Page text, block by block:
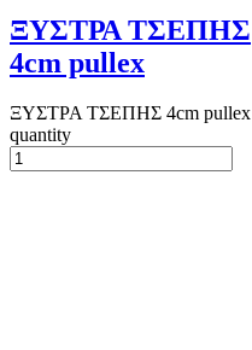
ΞΥΣΤΡΑ ΤΣΕΠΗΣ
4cm pullex
ΞΥΣΤΡΑ ΤΣΕΠΗΣ 4cm pullex
quantity